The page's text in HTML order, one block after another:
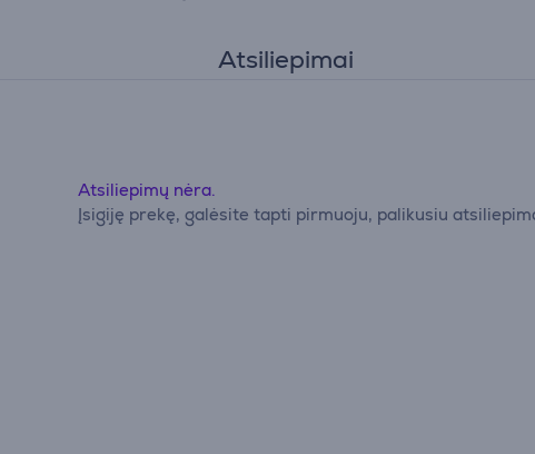
Atsiliepimai
Atsiliepimų nėra.
Įsigiję prekę, galėsite tapti pirmuoju, palikusiu